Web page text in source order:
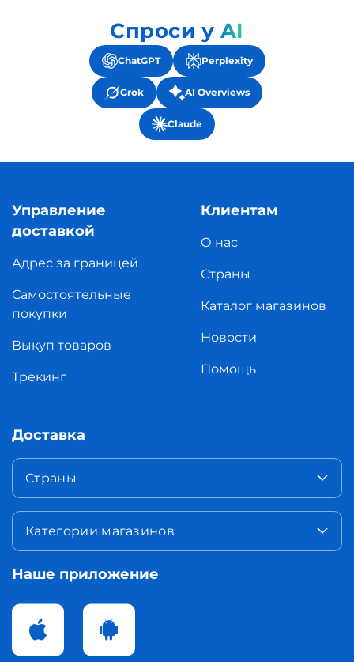
Спроси у AI
ChatGPT Perplexity
Grok AI Overviews
Claude
Управление
доставкой
Адрес за границей
Самостоятельные
покупки
Выкуп товаров
Трекинг
Клиентам
О нас
Страны
Каталог магазинов
Новости
Помощь
Доставка
Страны
Категории магазинов
Наше приложение